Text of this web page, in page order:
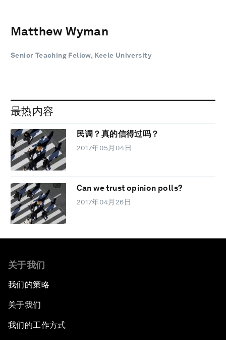
Matthew Wyman
Senior Teaching Fellow, Keele University
最热内容
民调？真的信得过吗？
2017年05月04日
Can we trust opinion polls?
2017年04月26日
关于我们
我们的策略
关于我们
我们的工作方式